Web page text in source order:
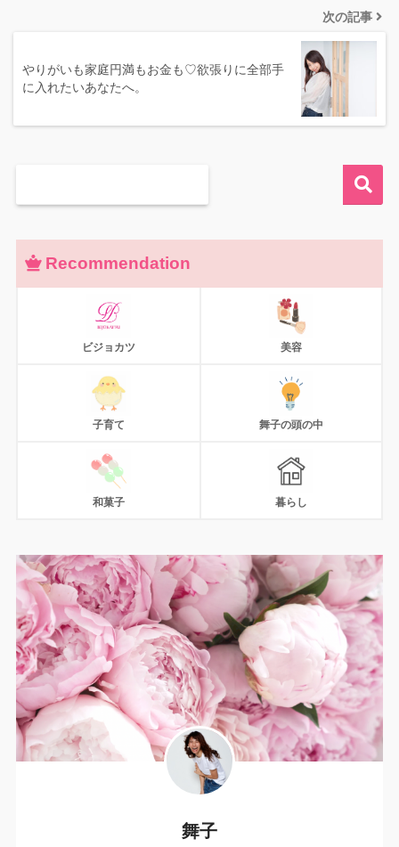
次の記事
やりがいも家庭円満もお金も♡欲張りに全部手
に入れたいあなたへ。
Recommendation
ビジョカツ 美容
子育て 舞子の頭の中
和菓子 暮らし
舞子